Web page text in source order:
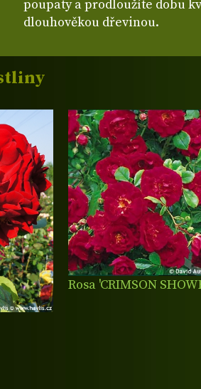
poupaty a prodloužíte dobu
dlouhověkou dřevinou.
Rosa 'CRIMSON